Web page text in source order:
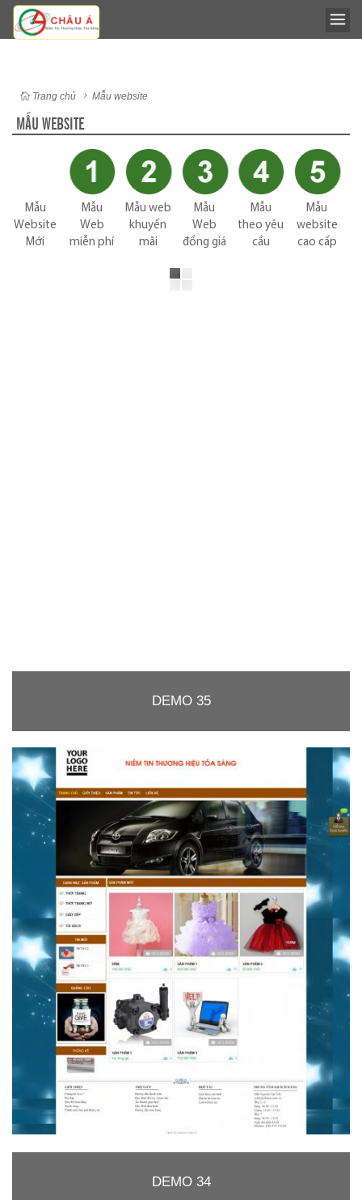
Trang chủ Mẫu website
MẪU WEBSITE
Mẫu
Website
Mới
Mẫu
Web
miễn phí
Mẫu web
khuyến
mãi
Mẫu
Web
đồng giá
Mẫu
theo yêu
cầu
Mẫu
website
cao cấp
DEMO 35
DEMO 34